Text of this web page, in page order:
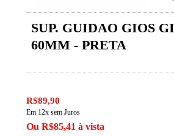
SUP. GUIDAO GIOS
60MM - PRETA
R$89,90
Em 12x sem Juros
Ou R$85,41 à vista